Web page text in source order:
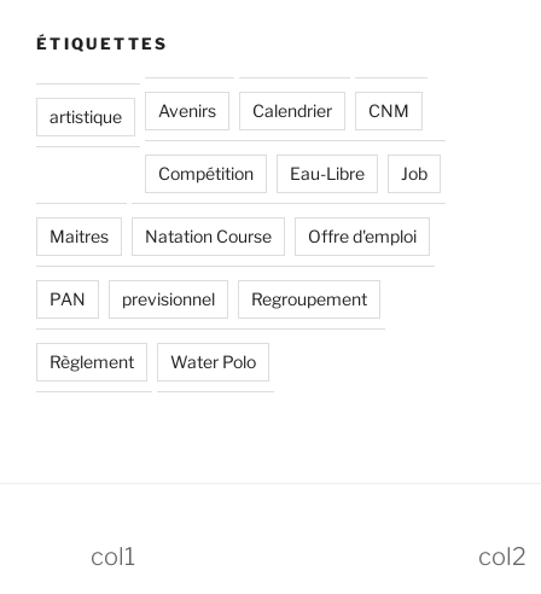
ÉTIQUETTES
artistique Avenirs Calendrier CNM
Compétition Eau-Libre Job
Maitres Natation Course Offre d'emploi
PAN previsionnel Regroupement
Règlement Water Polo
col1 col2